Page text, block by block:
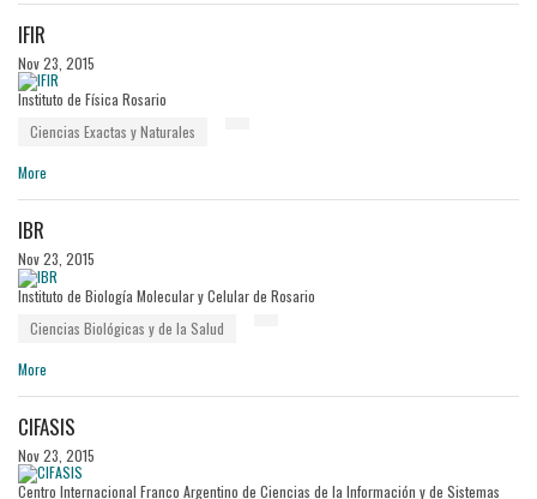
IFIR
Nov 23, 2015
Instituto de Física Rosario
Ciencias Exactas y Naturales
More
IBR
Nov 23, 2015
Instituto de Biología Molecular y Celular de Rosario
Ciencias Biológicas y de la Salud
More
CIFASIS
Nov 23, 2015
Centro Internacional Franco Argentino de Ciencias de la Información y de Sistemas